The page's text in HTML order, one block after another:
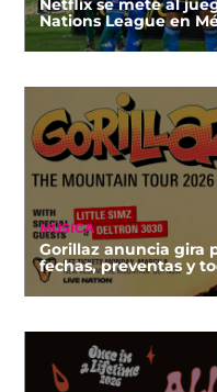
Nations League en
MÚSICA
Gorillaz anuncia gira
fechas, preventas y